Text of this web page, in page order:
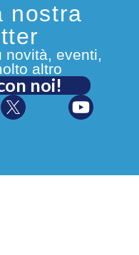
nostra
novità, eventi,
altro
noi!